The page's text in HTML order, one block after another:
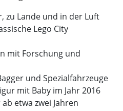
zu Lande und in der Luft
Lego City
mit Forschung und
und Spezialfahrzeuge
mit Baby im Jahr 2016
etwa zwei Jahren